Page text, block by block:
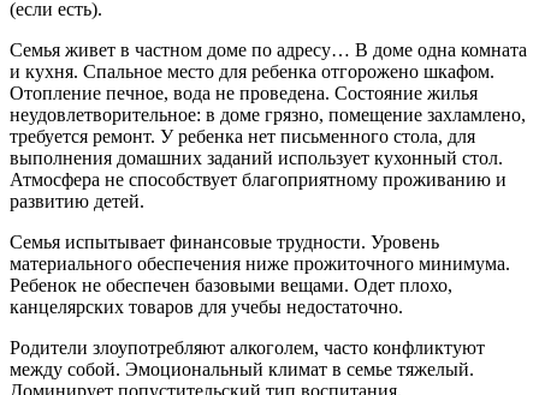
(если есть).
Семья живет в частном доме по адресу… В доме одна комната
и кухня. Спальное место для ребенка отгорожено шкафом.
Отопление печное, вода не проведена. Состояние жилья
неудовлетворительное: в доме грязно, помещение захламлено,
требуется ремонт. У ребенка нет письменного стола, для
выполнения домашних заданий использует кухонный стол.
Атмосфера не способствует благоприятному проживанию и
развитию детей.
Семья испытывает финансовые трудности. Уровень
материального обеспечения ниже прожиточного минимума.
Ребенок не обеспечен базовыми вещами. Одет плохо,
канцелярских товаров для учебы недостаточно.
Родители злоупотребляют алкоголем, часто конфликтуют
между собой. Эмоциональный климат в семье тяжелый.
Доминирует попустительский тип воспитания.